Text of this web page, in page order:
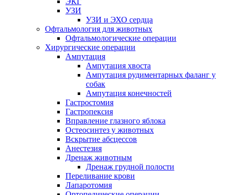
УЗИ
УЗИ и ЭХО сердца
Офтальмология для животных
Офтальмологические операции
Хирургические операции
Ампутация
Ампутация хвоста
Ампутация рудиментарных фаланг у
собак
Ампутация конечностей
Гастростомия
Гастропексия
Вправление глазного яблока
Остеосинтез у животных
Вскрытие абсцессов
Анестезия
Дренаж животным
Дренаж грудной полости
Переливание крови
Лапаротомия